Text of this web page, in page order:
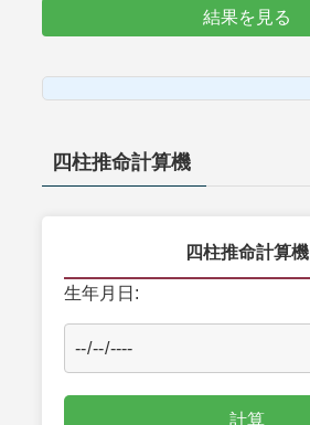
結果を見る
四柱推命計算機
四柱推命計算機
生年月日: